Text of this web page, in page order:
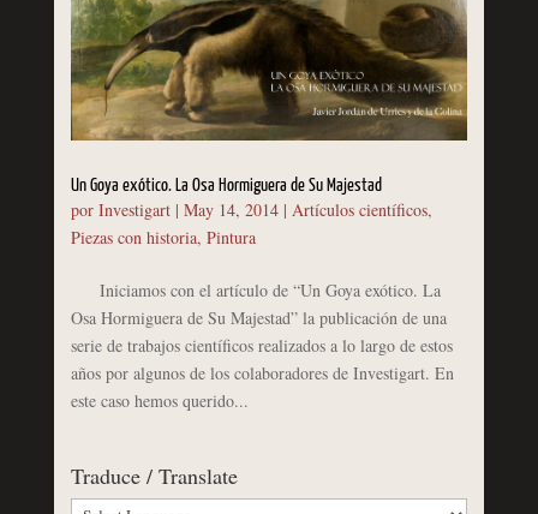
Un Goya exótico. La Osa Hormiguera de Su Majestad
por Investigart| May 14, 2014| Artículos científicos,
Piezas con historia, Pintura
Iniciamos con el artículo de “Un Goya exótico. La
Osa Hormiguera de Su Majestad” la publicación de una
serie de trabajos científicos realizados a lo largo de estos
años por algunos de los colaboradores de Investigart. En
este caso hemos querido...
Traduce / Translate